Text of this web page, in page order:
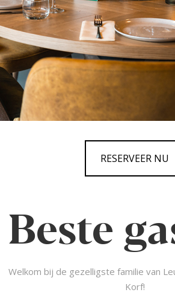
RESERVEER NU
Beste
Welkom bij de gezelligste familie van
Korf!